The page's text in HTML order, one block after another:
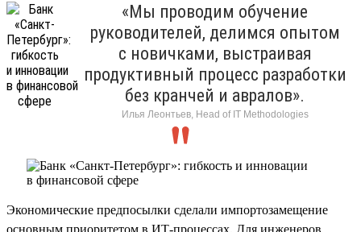
«Мы проводим обучение
руководителей, делимся опытом
с новичками, выстраивая
продуктивный процесс разработки
без кранчей и авралов».
Илья Леонтьев, Head of IT Methodologies
Экономические предпосылки сделали импортозамещение
основным приоритетом в ИТ-процессах. Для инженеров